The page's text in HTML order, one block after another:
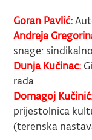
Goran Pavlić:
Andreja
snage:
Dunja Kučinac:
rada
Domagoj
prijestolnica
(terenska